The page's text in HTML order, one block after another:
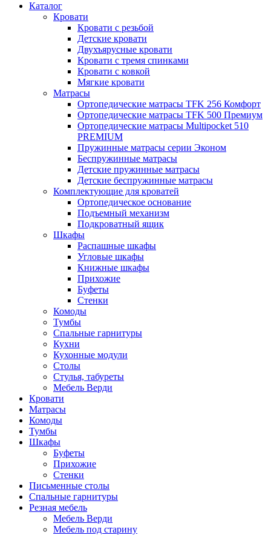
Каталог
Кровати
Кровати с резьбой
Детские кровати
Двухъярусные кровати
Кровати с тремя спинками
Кровати с ковкой
Мягкие кровати
Матрасы
Ортопедические матрасы TFK 256 Комфорт
Ортопедические матрасы TFK 500 Премиум
Ортопедические матрасы Multipocket 510
PREMIUM
Пружинные матрасы серии Эконом
Беспружинные матрасы
Детские пружинные матрасы
Детские беспружинные матрасы
Комплектующие для кроватей
Ортопедическое основание
Подъемный механизм
Подкроватный ящик
Шкафы
Распашные шкафы
Угловые шкафы
Книжные шкафы
Прихожие
Буфеты
Стенки
Комоды
Тумбы
Спальные гарнитуры
Кухни
Кухонные модули
Столы
Стулья, табуреты
Мебель Верди
Кровати
Матрасы
Комоды
Тумбы
Шкафы
Буфеты
Прихожие
Стенки
Письменные столы
Спальные гарнитуры
Резная мебель
Мебель Верди
Мебель под старину